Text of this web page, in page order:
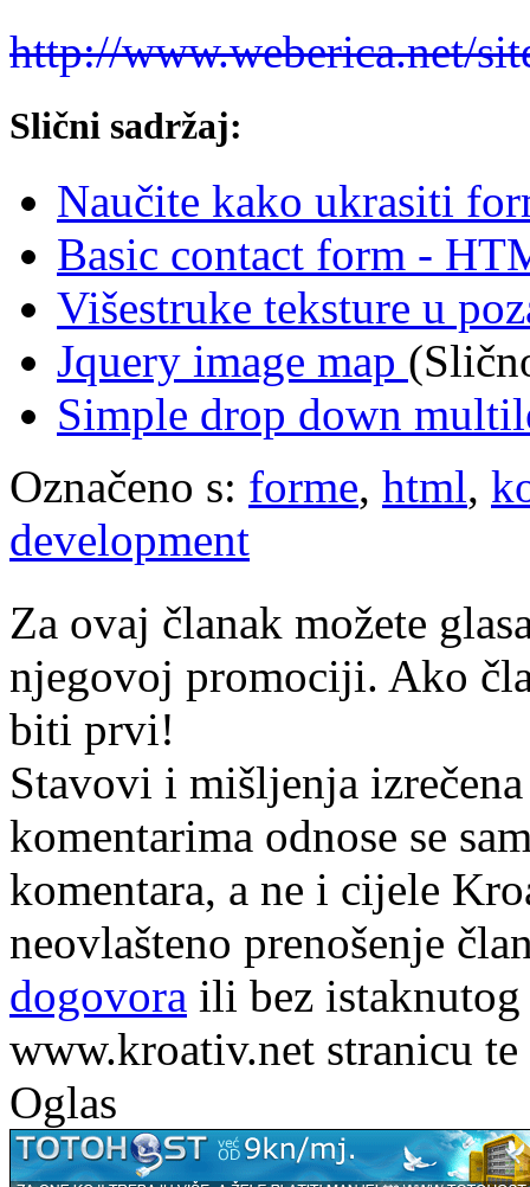
http://www.weberica.net/
Slični sadržaj:
Naučite kako ukrasiti
Basic contact form -
Višestruke teksture u
Jquery image map
Simple drop down
Označeno s: forme, html,
development
Za ovaj članak možete
njegovoj promociji. Ako
biti prvi!
Stavovi i mišljenja
komentarima odnose se
komentara, a ne i cijele
neovlašteno prenošenje
dogovora ili bez
www.kroativ.net stranicu te
Oglas